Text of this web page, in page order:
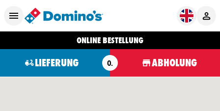
ONLINE BESTELLUNG
LIEFERUNG O. ABHOLUNG